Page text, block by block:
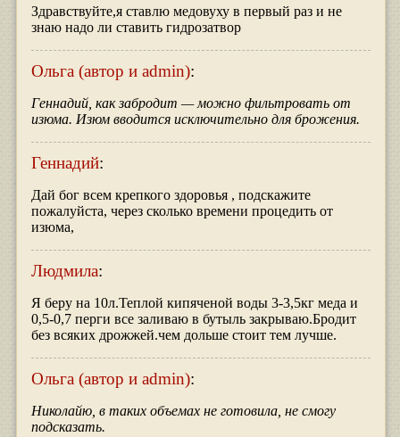
Здравствуйте,я ставлю медовуху в первый раз и не
знаю надо ли ставить гидрозатвор
Ольга (автор и admin):
Геннадий, как забродит — можно фильтровать от
изюма. Изюм вводится исключительно для брожения.
Геннадий:
Дай бог всем крепкого здоровья , подскажите
пожалуйста, через сколько времени процедить от
изюма,
Людмила:
Я беру на 10л.Теплой кипяченой воды 3-3,5кг меда и
0,5-0,7 перги все заливаю в бутыль закрываю.Бродит
без всяких дрожжей.чем дольше стоит тем лучше.
Ольга (автор и admin):
Николайю, в таких объемах не готовила, не смогу
подсказать.